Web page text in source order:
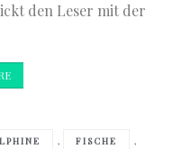
den Leser mit der
, FISCHE ,